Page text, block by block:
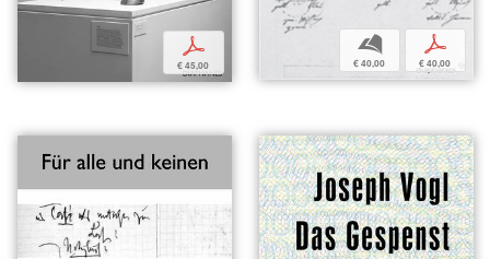
p
€ 45,00
b
€ 40,00
p
€ 40,00